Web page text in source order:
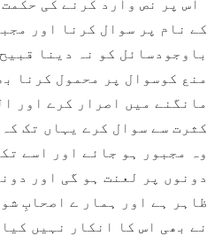
کے نام پر سوال کرنا اور
باوجودسائل کو نہ دينا
منع کوسوال پر محمول کرنا
مانگنے ميں اصرار کرے اور
کثرت سے سوال کرے يہاں تک
وہ مجبور ہو جائے اور اسے
دونوں پر لعنت ہو گی اور
ظاہر ہے اور ہمار ے اصحابِ
نے بھی اس کا انکار نہيں